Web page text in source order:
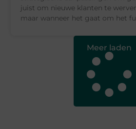
juist om nieuwe klanten te
maar wanneer het gaat om het
Meer laden